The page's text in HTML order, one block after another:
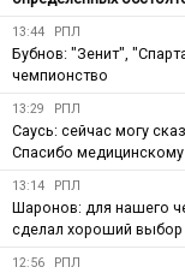
13:44 РПЛ
Бубнов: "Зенит",
чемпионство
13:29 РПЛ
Саусь: сейчас могу
Спасибо
13:14 РПЛ
Шаронов: для нашего
сделал хороший выбор
12:56 РПЛ